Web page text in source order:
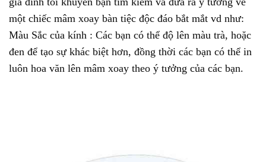
một chiếc mâm xoay bàn tiệc độc đáo bắt mắt vd như:
Màu Sắc của kính : Các bạn có thể độ lên màu trà, hoặc
đen để tạo sự khác biệt hơn, đồng thời các bạn có thể in
luôn hoa văn lên mâm xoay theo ý tưởng của các bạn.